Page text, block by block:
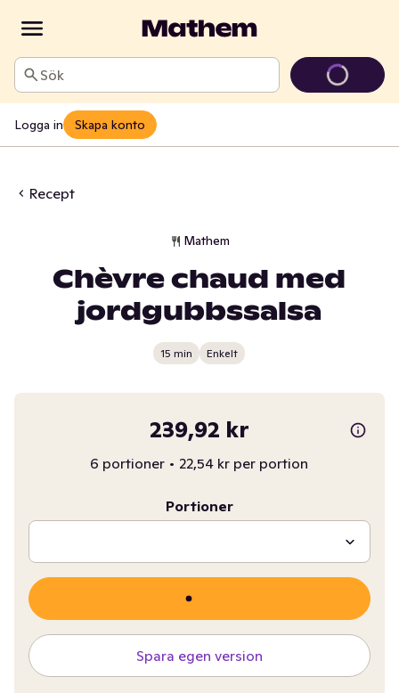
Sök
Logga in Skapa konto
Recept
Mathem
Chèvre chaud med
jordgubbssalsa
15 min Enkelt
239,92 kr
6 portioner • 22,54 kr per portion
Portioner
Spara egen version